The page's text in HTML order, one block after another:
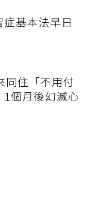
基本法早日
同住「不用付
個月後幻滅心